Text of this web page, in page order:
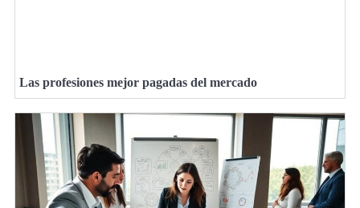
Las profesiones mejor pagadas del mercado